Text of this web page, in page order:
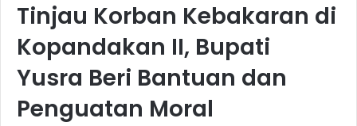
Tinjau Korban Kebakaran di
Kopandakan II, Bupati
Yusra Beri Bantuan dan
Penguatan Moral